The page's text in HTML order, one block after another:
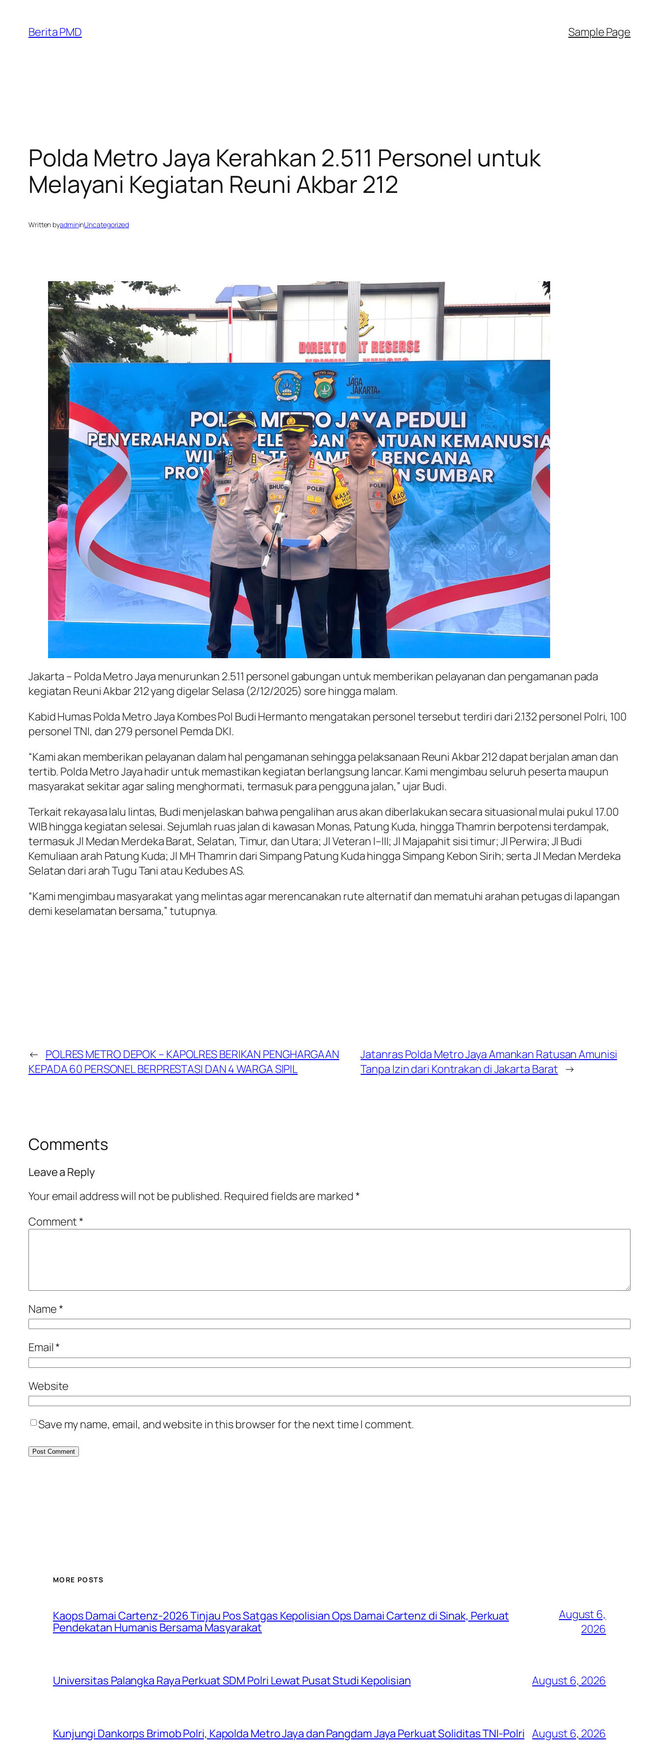
content
Berita PMD Sample Page
Polda Metro Jaya Kerahkan 2.511 Personel untuk
Melayani Kegiatan Reuni Akbar 212
Written byadmininUncategorized
Jakarta – Polda Metro Jaya menurunkan 2.511 personel gabungan untuk memberikan pelayanan dan pengamanan pada
kegiatan Reuni Akbar 212 yang digelar Selasa (2/12/2025) sore hingga malam.
Kabid Humas Polda Metro Jaya Kombes Pol Budi Hermanto mengatakan personel tersebut terdiri dari 2.132 personel Polri, 100
personel TNI, dan 279 personel Pemda DKI.
“Kami akan memberikan pelayanan dalam hal pengamanan sehingga pelaksanaan Reuni Akbar 212 dapat berjalan aman dan
tertib. Polda Metro Jaya hadir untuk memastikan kegiatan berlangsung lancar. Kami mengimbau seluruh peserta maupun
masyarakat sekitar agar saling menghormati, termasuk para pengguna jalan,” ujar Budi.
Terkait rekayasa lalu lintas, Budi menjelaskan bahwa pengalihan arus akan diberlakukan secara situasional mulai pukul 17.00
WIB hingga kegiatan selesai. Sejumlah ruas jalan di kawasan Monas, Patung Kuda, hingga Thamrin berpotensi terdampak,
termasuk Jl Medan Merdeka Barat, Selatan, Timur, dan Utara; Jl Veteran I–III; Jl Majapahit sisi timur; Jl Perwira; Jl Budi
Kemuliaan arah Patung Kuda; Jl MH Thamrin dari Simpang Patung Kuda hingga Simpang Kebon Sirih; serta Jl Medan Merdeka
Selatan dari arah Tugu Tani atau Kedubes AS.
“Kami mengimbau masyarakat yang melintas agar merencanakan rute alternatif dan mematuhi arahan petugas di lapangan
demi keselamatan bersama,” tutupnya.
← POLRES METRO DEPOK – KAPOLRES BERIKAN PENGHARGAAN
KEPADA 60 PERSONEL BERPRESTASI DAN 4 WARGA SIPIL
Jatanras Polda Metro Jaya Amankan Ratusan Amunisi
Tanpa Izin dari Kontrakan di Jakarta Barat →
Comments
Leave a Reply
Your email address will not be published. Required fields are marked*
Comment*
Name*
Email*
Website
Save my name, email, and website in this browser for the next time I comment.
MORE POSTS
Kaops Damai Cartenz-2026 Tinjau Pos Satgas Kepolisian Ops Damai Cartenz di Sinak, Perkuat
Pendekatan Humanis Bersama Masyarakat
August 6,
2026
Universitas Palangka Raya Perkuat SDM Polri Lewat Pusat Studi Kepolisian August 6, 2026
Kunjungi Dankorps Brimob Polri, Kapolda Metro Jaya dan Pangdam Jaya Perkuat Soliditas TNI-Polri August 6, 2026